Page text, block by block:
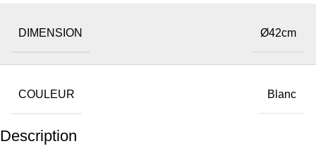
DIMENSION Ø42cm
COULEUR Blanc
Description